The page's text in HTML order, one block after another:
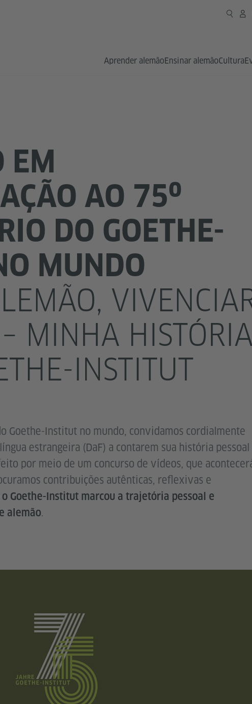
Aprender alemãoEnsinar alemãoCultura
EM
AO 75º
DO GOETHE-
MUNDO
MINHA HISTÓRIA
INSTITUT
Goethe-Institut no mundo, convidamos cordialmente
estrangeira (DaF) a contarem sua história pessoal
por meio de um concurso de vídeos, que
contribuições autênticas, reflexivas e
o Goethe-Institut marcou a trajetória pessoal e
alemão.